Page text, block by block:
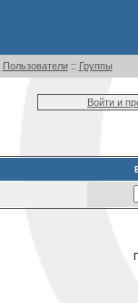
Пользователи:: Группы
Войти и